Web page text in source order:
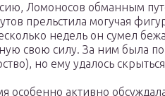
Ломоносов обманным
прельстила могучая
недель он сумел
свою силу. За ним была
но ему удалось
особенно активно